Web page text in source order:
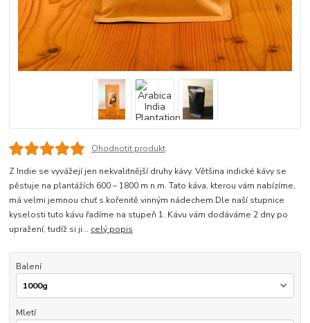
Ohodnotit produkt
Z Indie se vyvážejí jen nekvalitnější druhy kávy. Většina indické kávy se
pěstuje na plantážích 600 – 1800 m n.m. Tato káva, kterou vám nabízíme,
má velmi jemnou chuť s kořenitě vinným nádechem.Dle naší stupnice
kyselosti tuto kávu řadíme na stupeň 1. Kávu vám dodáváme 2 dny po
upražení, tudíž si ji... celý popis
Balení
Mletí